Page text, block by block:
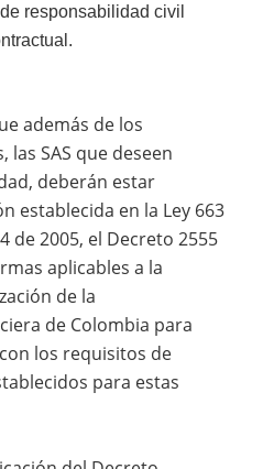
responsabilidad civil
además de los
SAS que deseen
deberán estar
establecida en la Ley 663
de 2005, el Decreto 2555
aplicables a la
de la
de Colombia para
los requisitos de
para estas